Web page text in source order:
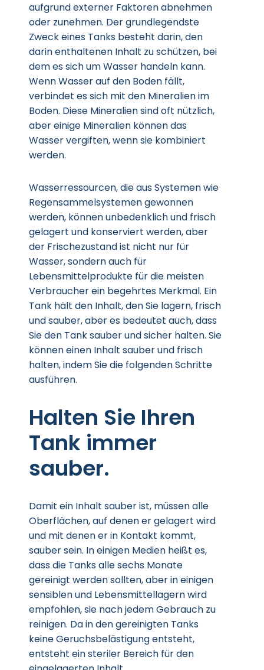
aufgrund externer Faktoren abnehmen
oder zunehmen. Der grundlegendste
Zweck eines Tanks besteht darin, den
darin enthaltenen Inhalt zu schützen, bei
dem es sich um Wasser handeln kann.
Wenn Wasser auf den Boden fällt,
verbindet es sich mit den Mineralien im
Boden. Diese Mineralien sind oft nützlich,
aber einige Mineralien können das
Wasser vergiften, wenn sie kombiniert
werden.
Wasserressourcen, die aus Systemen wie
Regensammelsystemen gewonnen
werden, können unbedenklich und frisch
gelagert und konserviert werden, aber
der Frischezustand ist nicht nur für
Wasser, sondern auch für
Lebensmittelprodukte für die meisten
Verbraucher ein begehrtes Merkmal. Ein
Tank hält den Inhalt, den Sie lagern, frisch
und sauber, aber es bedeutet auch, dass
Sie den Tank sauber und sicher halten. Sie
können einen Inhalt sauber und frisch
halten, indem Sie die folgenden Schritte
ausführen.
Halten Sie Ihren
Tank immer
sauber.
Damit ein Inhalt sauber ist, müssen alle
Oberflächen, auf denen er gelagert wird
und mit denen er in Kontakt kommt,
sauber sein. In einigen Medien heißt es,
dass die Tanks alle sechs Monate
gereinigt werden sollten, aber in einigen
sensiblen und Lebensmittellagern wird
empfohlen, sie nach jedem Gebrauch zu
reinigen. Da in den gereinigten Tanks
keine Geruchsbelästigung entsteht,
entsteht ein steriler Bereich für den